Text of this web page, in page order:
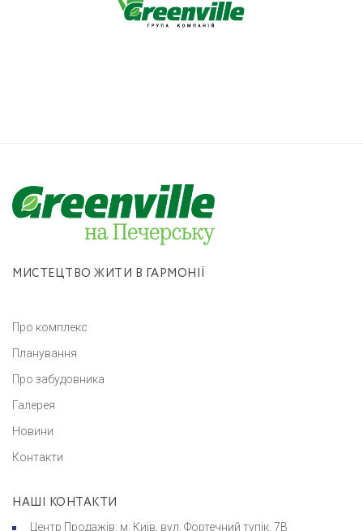
МИСТЕЦТВО ЖИТИ В ГАРМОНІЇ
Про комплекс
Планування
Про забудовника
Галерея
Новини
Контакти
НАШІ КОНТАКТИ
Центр Продажів: м. Київ, вул. Фортечний тупік, 7В